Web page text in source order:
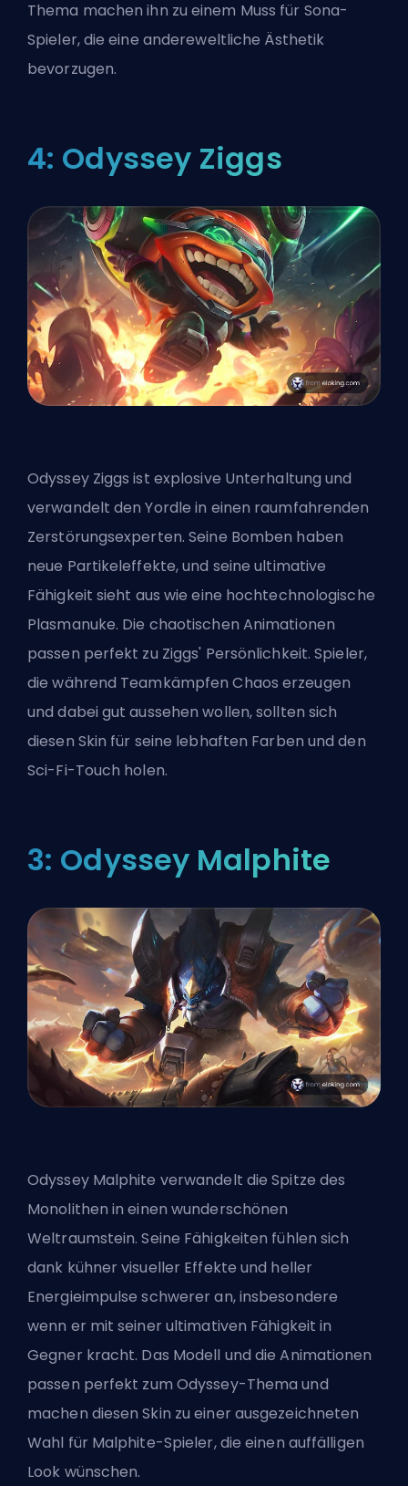
Thema machen ihn zu einem Muss für Sona-
Spieler, die eine andereweltliche Ästhetik
bevorzugen.
4: Odyssey Ziggs
Odyssey Ziggs ist explosive Unterhaltung und
verwandelt den Yordle in einen raumfahrenden
Zerstörungsexperten. Seine Bomben haben
neue Partikeleffekte, und seine ultimative
Fähigkeit sieht aus wie eine hochtechnologische
Plasmanuke. Die chaotischen Animationen
passen perfekt zu Ziggs' Persönlichkeit. Spieler,
die während Teamkämpfen Chaos erzeugen
und dabei gut aussehen wollen, sollten sich
diesen Skin für seine lebhaften Farben und den
Sci-Fi-Touch holen.
3: Odyssey Malphite
Odyssey Malphite verwandelt die Spitze des
Monolithen in einen wunderschönen
Weltraumstein. Seine Fähigkeiten fühlen sich
dank kühner visueller Effekte und heller
Energieimpulse schwerer an, insbesondere
wenn er mit seiner ultimativen Fähigkeit in
Gegner kracht. Das Modell und die Animationen
passen perfekt zum Odyssey-Thema und
machen diesen Skin zu einer ausgezeichneten
Wahl für Malphite-Spieler, die einen auffälligen
Look wünschen.